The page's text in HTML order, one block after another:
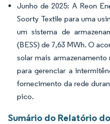
Junho de 2025: A Reon
Soorty Textile para uma
um sistema de
(BESS) de 7,63 MWh. O
solar mais
para gerenciar a
fornecimento da rede
pico.
Sumário do Relatório